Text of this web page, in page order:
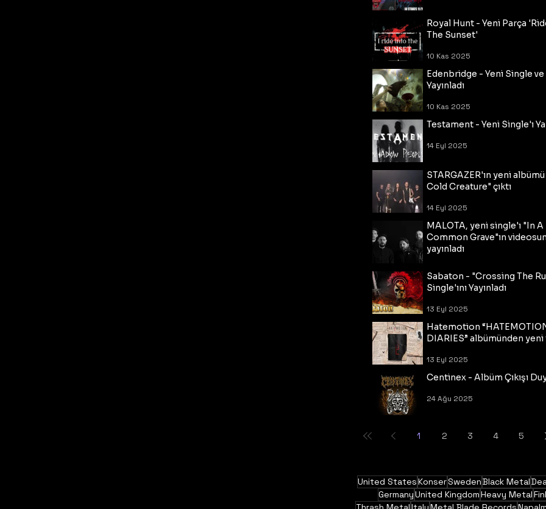
Royal Hunt - Yeni Parça
The Sunset'
10 Kas 2025
Edenbridge - Yeni Single
Yayınladı
10 Kas 2025
Testament - Yeni Single'ı
14 Eyl 2025
STARGAZER'ın yeni
Cold Creature" çıktı
14 Eyl 2025
MALOTA, yeni single'ı "In A
Common Grave"ın
yayınladı
Sabaton - "Crossing The
Single'ını Yayınladı
13 Eyl 2025
Hatemotion
DIARIES” albümünden
13 Eyl 2025
Centinex - Albüm Çıkışı
24 Ağu 2025
1 2 3 4 5
United StatesKonserSwedenBlack Metal
GermanyUnited KingdomHeavy Metal